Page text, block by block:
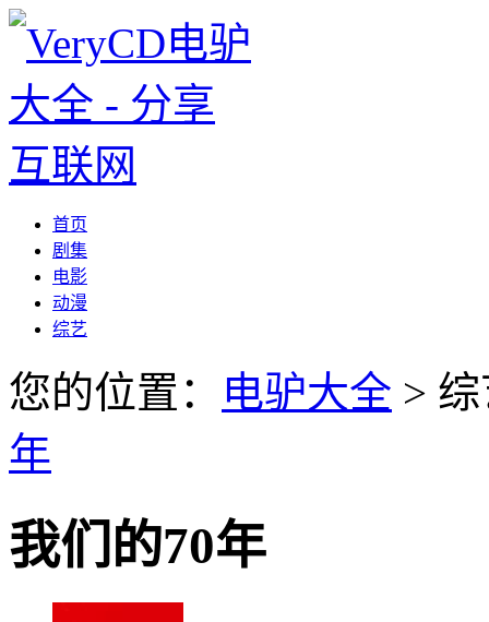
首页
剧集
电影
动漫
综艺
您的位置： 电驴大全 >
年
我们的70年